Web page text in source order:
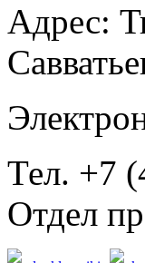
Адрес:
Тел. +7
Отдел